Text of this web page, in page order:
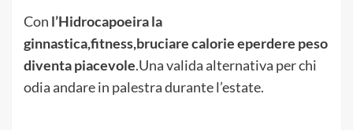
Con l’Hidrocapoeira la
ginnastica,fitness,bruciare calorie eperdere peso
diventa piacevole.Una valida alternativa per chi
odia andare in palestra durante l’estate.